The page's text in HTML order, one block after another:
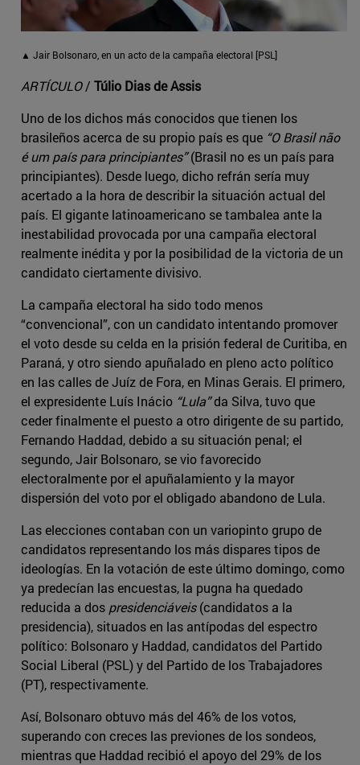
▲ Jair Bolsonaro, en un acto de la campaña electoral [PSL]
ARTÍCULO/ Túlio Dias de Assis
Uno de los dichos más conocidos que tienen los
brasileños acerca de su propio país es que “O Brasil não
é um país para principiantes”(Brasil no es un país para
principiantes). Desde luego, dicho refrán sería muy
acertado a la hora de describir la situación actual del
país. El gigante latinoamericano se tambalea ante la
inestabilidad provocada por una campaña electoral
realmente inédita y por la posibilidad de la victoria de un
candidato ciertamente divisivo.
La campaña electoral ha sido todo menos
“convencional”, con un candidato intentando promover
el voto desde su celda en la prisión federal de Curitiba, en
Paraná, y otro siendo apuñalado en pleno acto político
en las calles de Juíz de Fora, en Minas Gerais. El primero,
el expresidente Luís Inácio “Lula”da Silva, tuvo que
ceder finalmente el puesto a otro dirigente de su partido,
Fernando Haddad, debido a su situación penal; el
segundo, Jair Bolsonaro, se vio favorecido
electoralmente por el apuñalamiento y la mayor
dispersión del voto por el obligado abandono de Lula.
Las elecciones contaban con un variopinto grupo de
candidatos representando los más dispares tipos de
ideologías. En la votación de este último domingo, como
ya predecían las encuestas, la pugna ha quedado
reducida a dos presidenciáveis(candidatos a la
presidencia), situados en las antípodas del espectro
político: Bolsonaro y Haddad, candidatos del Partido
Social Liberal (PSL) y del Partido de los Trabajadores
(PT), respectivamente.
Así, Bolsonaro obtuvo más del 46% de los votos,
superando con creces las previones de los sondeos,
mientras que Haddad recibió el apoyo del 29% de los